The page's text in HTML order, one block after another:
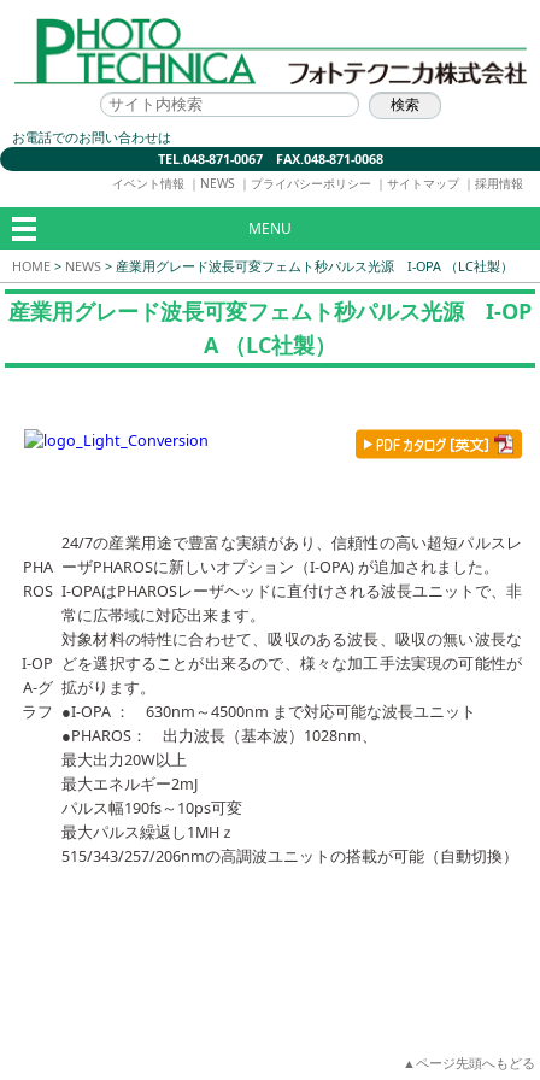
お電話でのお問い合わせは
TEL.048-871-0067 FAX.048-871-0068
イベント情報 ｜ NEWS ｜ プライバシーポリシー ｜ サイトマップ ｜ 採用情報
MENU
HOME > NEWS > 産業用グレード波長可変フェムト秒パルス光源 I-OPA （LC社製）
産業用グレード波長可変フェムト秒パルス光源 I-OP
A （LC社製）
PHA
ROS
I-OP
A-グ
ラフ
24/7の産業用途で豊富な実績があり、信頼性の高い超短パルスレ
ーザPHAROSに新しいオプション（I-OPA) が追加されました。
I-OPAはPHAROSレーザヘッドに直付けされる波長ユニットで、非
常に広帯域に対応出来ます。
対象材料の特性に合わせて、吸収のある波長、吸収の無い波長な
どを選択することが出来るので、様々な加工手法実現の可能性が
拡がります。
●I-OPA ： 630nm～4500nm まで対応可能な波長ユニット
●PHAROS： 出力波長（基本波）1028nm、
最大出力20W以上
最大エネルギー2mJ
パルス幅190fs～10ps可変
最大パルス繰返し1MHｚ
515/343/257/206nmの高調波ユニットの搭載が可能（自動切換）
▲ページ先頭へもどる